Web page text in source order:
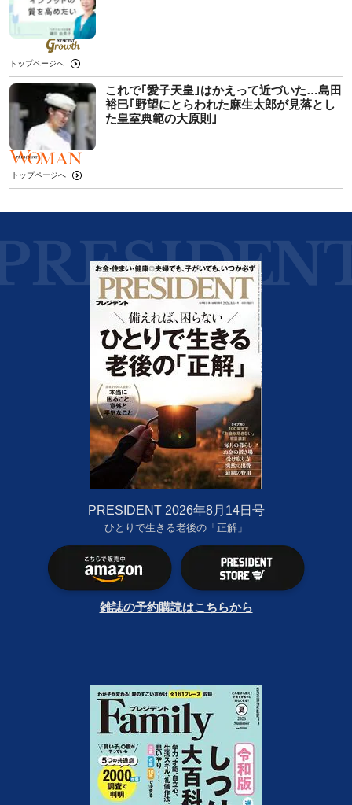
トップページへ
これで｢愛子天皇｣はかえって近づいた…島田
裕巳｢野望にとらわれた麻生太郎が見落とし
た皇室典範の大原則｣
トップページへ
PRESIDENT 2026年8月14日号
ひとりで生きる老後の「正解」
雑誌の予約購読はこちらから